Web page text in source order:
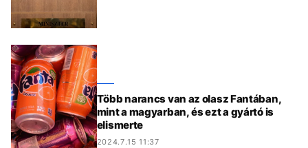
Több narancs van az olasz Fantában,
mint a magyarban, és ezt a gyártó is
elismerte
2024.7.15 11:37